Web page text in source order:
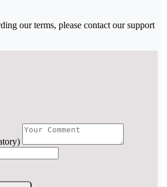
our terms, please contact our support